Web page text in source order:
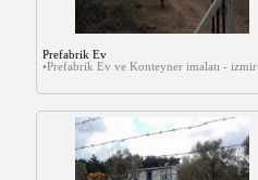
Prefabrik Ev
•Prefabrik Ev ve Konteyner imalatı - izmir